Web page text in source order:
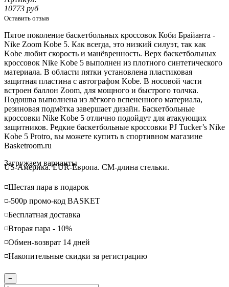
10773 руб
Оставить отзыв
Пятое поколение баскетбольных кроссовок Коби Брайанта -
Nike Zoom Kobe 5. Как всегда, это низкий силуэт, так как
Kobe любит скорость и манёвренность. Верх баскетбольных
кроссовок Nike Kobe 5 выполнен из плотного синтетического
материала. В области пятки установлена пластиковая
защитная пластина с автографом Kobe. В носовой части
встроен баллон Zoom, для мощного и быстрого толчка.
Подошва выполнена из лёгкого вспененного материала,
резиновая подмётка завершает дизайн. Баскетбольные
кроссовки Nike Kobe 5 отлично подойдут для атакующих
защитников. Редкие баскетбольные кроссовки PJ Tucker’s Nike
Kobe 5 Protro, вы можете купить в спортивном магазине
Basketroom.ru
Loading...
Загружаем варианты
US-Америка. EUR-Европа. CM-длина стельки.
◽️Шестая пара в подарок
◽️-500р промо-код BASKET
◽️Бесплатная доставка
◽️Вторая пара - 10%
◽️Обмен-возврат 14 дней
◽️Накопительные скидки за регистрацию
−